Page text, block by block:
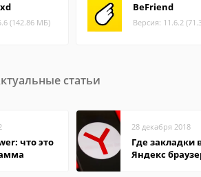
(142.86 МБ)
BeFriend
Версия: 11.6.2
статьи
что это
28 декабря 2018
Где закладки
Яндекс